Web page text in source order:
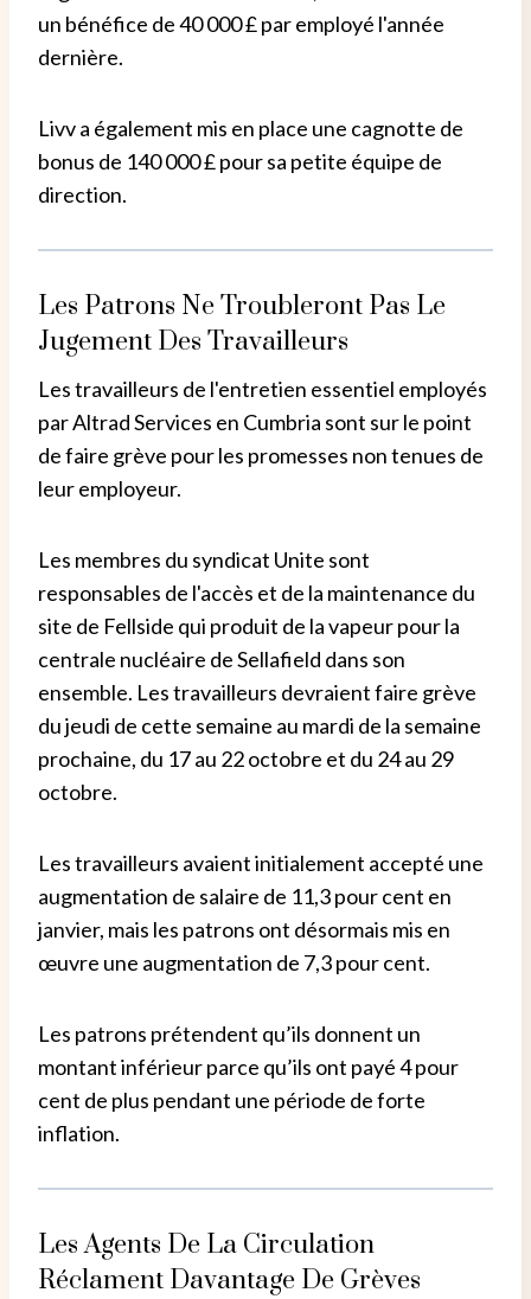
un bénéfice de 40 000 £ par employé l'année
dernière.
Livv a également mis en place une cagnotte de
bonus de 140 000 £ pour sa petite équipe de
direction.
Les Patrons Ne Troubleront Pas Le
Jugement Des Travailleurs
Les travailleurs de l'entretien essentiel employés
par Altrad Services en Cumbria sont sur le point
de faire grève pour les promesses non tenues de
leur employeur.
Les membres du syndicat Unite sont
responsables de l'accès et de la maintenance du
site de Fellside qui produit de la vapeur pour la
centrale nucléaire de Sellafield dans son
ensemble. Les travailleurs devraient faire grève
du jeudi de cette semaine au mardi de la semaine
prochaine, du 17 au 22 octobre et du 24 au 29
octobre.
Les travailleurs avaient initialement accepté une
augmentation de salaire de 11,3 pour cent en
janvier, mais les patrons ont désormais mis en
œuvre une augmentation de 7,3 pour cent.
Les patrons prétendent qu’ils donnent un
montant inférieur parce qu’ils ont payé 4 pour
cent de plus pendant une période de forte
inflation.
Les Agents De La Circulation
Réclament Davantage De Grèves